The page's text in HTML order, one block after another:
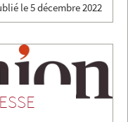
le5 décembre 2022